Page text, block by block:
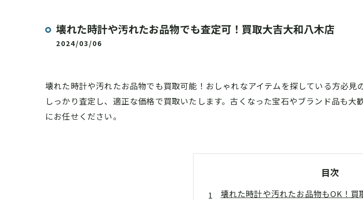
壊れた時計や汚れたお品物でも査定可！買取大吉大和八木店
2024/03/06
壊れた時計や汚れたお品物でも買取可能！おしゃれなアイテムを探している方必
しっかり査定し、適正な価格で買取いたします。古くなった宝石やブランド品も
にお任せください。
目次
壊れた時計や汚れたお品物もOK！買